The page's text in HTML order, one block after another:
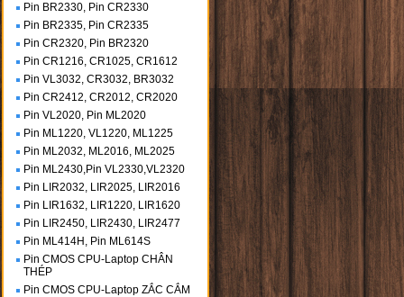
Pin BR2330, Pin CR2330
Pin BR2335, Pin CR2335
Pin CR2320, Pin BR2320
Pin CR1216, CR1025, CR1612
Pin VL3032, CR3032, BR3032
Pin CR2412, CR2012, CR2020
Pin VL2020, Pin ML2020
Pin ML1220, VL1220, ML1225
Pin ML2032, ML2016, ML2025
Pin ML2430,Pin VL2330,VL2320
Pin LIR2032, LIR2025, LIR2016
Pin LIR1632, LIR1220, LIR1620
Pin LIR2450, LIR2430, LIR2477
Pin ML414H, Pin ML614S
Pin CMOS CPU-Laptop CHÂN
THÉP
Pin CMOS CPU-Laptop ZẮC CẮM